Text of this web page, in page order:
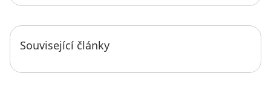
Související články